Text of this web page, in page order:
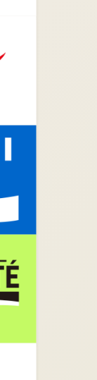
きたら